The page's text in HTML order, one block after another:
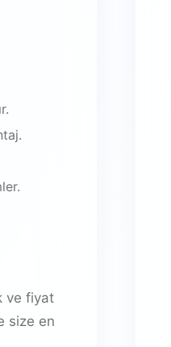
ve fiyat
size en